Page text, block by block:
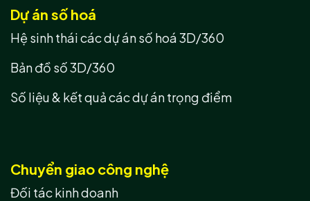
Dự án số hoá
Hệ sinh thái các dự án số hoá 3D/360
Bản đồ số 3D/360
Số liệu & kết quả các dự án trọng điểm
Chuyển giao công nghệ
Đối tác kinh doanh